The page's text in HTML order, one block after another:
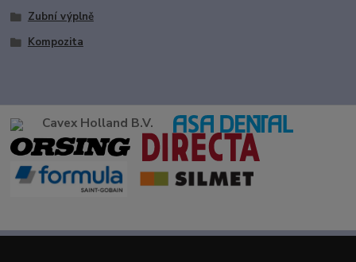
Zubní výplně
Kompozita
Cavex Holland B.V.